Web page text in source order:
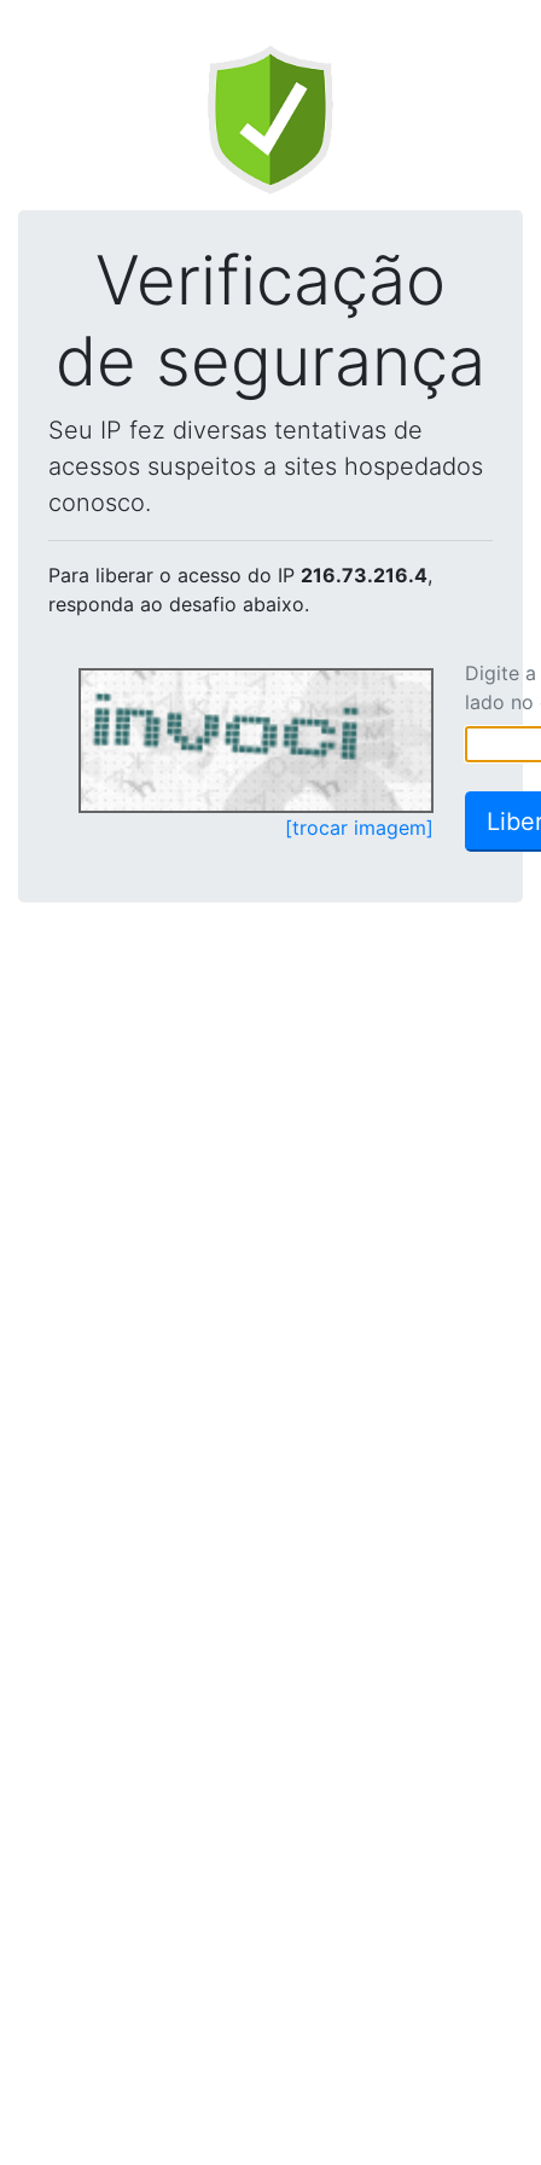
Verificação
de segurança
Seu IP fez diversas tentativas de
acessos suspeitos a sites hospedados
conosco.
Para liberar o acesso do IP 216.73.216.4,
responda ao desafio abaixo.
[trocar imagem]
Digite
lado no